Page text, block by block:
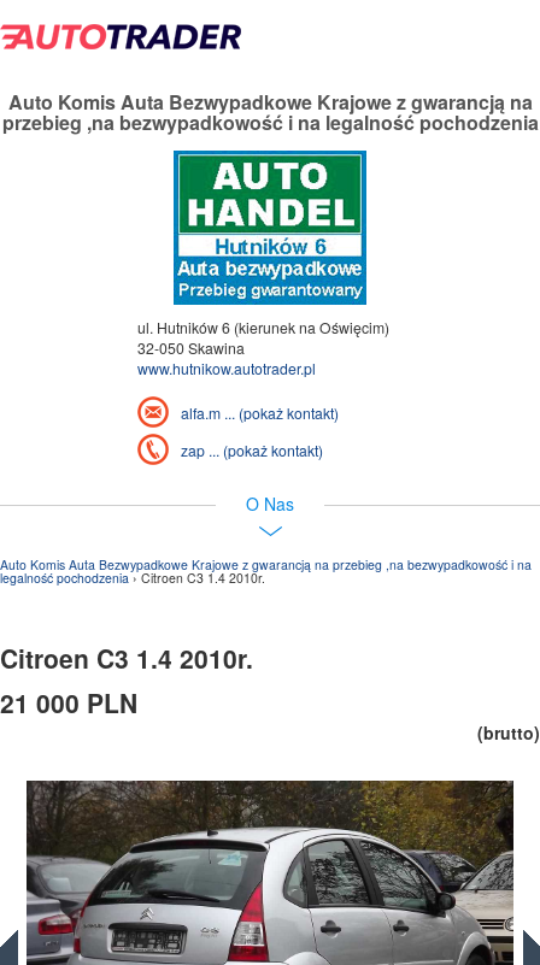
Auto Komis Auta Bezwypadkowe Krajowe z gwarancją na
przebieg ,na bezwypadkowość i na legalność pochodzenia
ul. Hutników 6 (kierunek na Oświęcim)
32-050 Skawina
www.hutnikow.autotrader.pl
alfa.m ... (pokaż kontakt)
zap ... (pokaż kontakt)
O Nas
Auto Komis Auta Bezwypadkowe Krajowe z gwarancją na przebieg ,na bezwypadkowość i na
legalność pochodzenia› Citroen C3 1.4 2010r.
Citroen C3 1.4 2010r.
21 000 PLN
(brutto)